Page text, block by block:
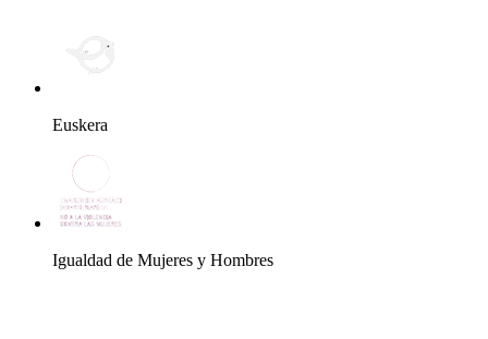
Euskera
Igualdad de Mujeres y Hombres